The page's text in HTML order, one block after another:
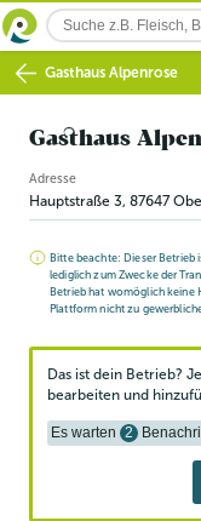
Gasthaus Alpenrose
Gasthaus
Adresse
Hauptstraße 3, 87647
Bitte beachte: Dieser Betrieb
lediglich zum Zwecke der
Betrieb hat womöglich keine
Plattform nicht zu
Das ist dein Betrieb?
bearbeiten und
Es warten 2